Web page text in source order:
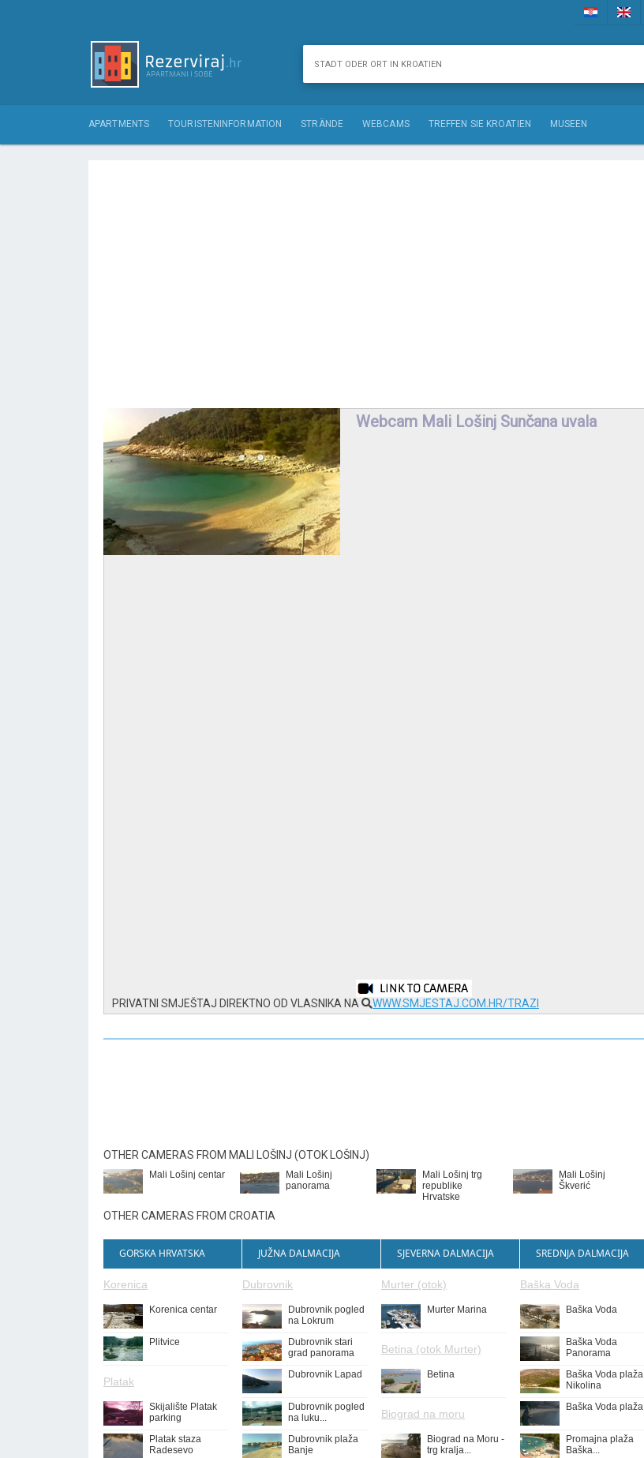
APARTMENTS TOURISTENINFORMATION STRÄNDE WEBCAMS TREFFEN SIE KROATIEN MUSEEN
Webcam Mali Lošinj Sunčana uvala
PRIVATNI SMJEŠTAJ DIREKTNO OD VLASNIKA NA WWW.SMJESTAJ.COM.HR/TRAZI
OTHER CAMERAS FROM MALI LOŠINJ (OTOK LOŠINJ)
Mali Lošinj centar
Mali Lošinj
panorama
Mali Lošinj trg
republike
Hrvatske
Mali Lošinj
Škverić
OTHER CAMERAS FROM CROATIA
GORSKA HRVATSKA
Korenica
Korenica centar
Plitvice
Platak
Skijalište Platak
parking
Platak staza
Radesevo
JUŽNA DALMACIJA
Dubrovnik
Dubrovnik pogled
na Lokrum
Dubrovnik stari
grad panorama
Dubrovnik Lapad
Dubrovnik pogled
na luku...
Dubrovnik plaža
Banje
SJEVERNA DALMACIJA
Murter (otok)
Murter Marina
Betina (otok Murter)
Betina
Biograd na moru
Biograd na Moru -
trg kralja...
SREDNJA DALMACIJA
Baška Voda
Baška Voda
Baška Voda
Panorama
Baška Voda plaža
Nikolina
Baška Voda plaža
Promajna plaža
Baška...